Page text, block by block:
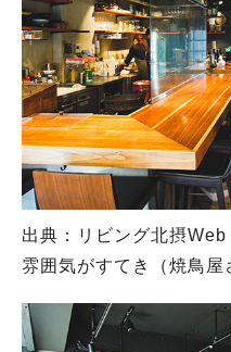
出典：リビング北摂Web
雰囲気がすてき（焼鳥屋